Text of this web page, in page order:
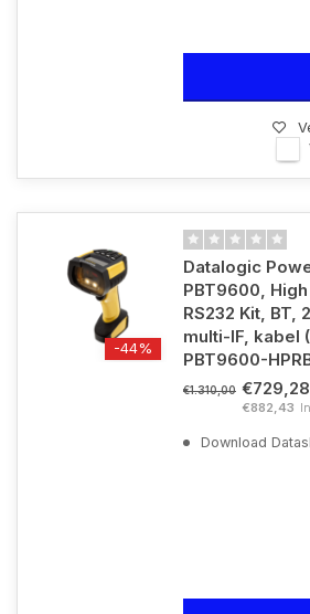
-44%
Datalogic
PBT9600,
RS232 Kit, BT,
multi-IF, kabel
PBT9600-
€1.310,00 €729,28
€882,43
Download